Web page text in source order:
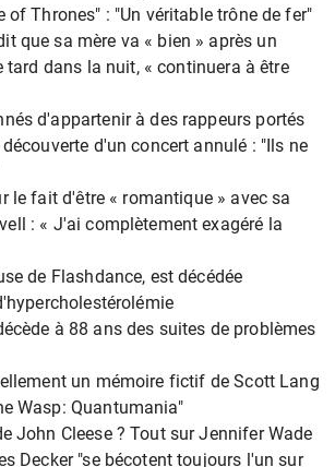
of Thrones" : "Un véritable trône de fer"
que sa mère va « bien » après un
tard dans la nuit, « continuera à être
d'appartenir à des rappeurs portés
d'un concert annulé : "Ils ne
le fait d'être « romantique » avec sa
: « J'ai complètement exagéré la
de Flashdance, est décédée
à 88 ans des suites de problèmes
un mémoire fictif de Scott Lang
Wasp: Quantumania"
John Cleese ? Tout sur Jennifer Wade
Decker "se bécotent toujours l'un sur